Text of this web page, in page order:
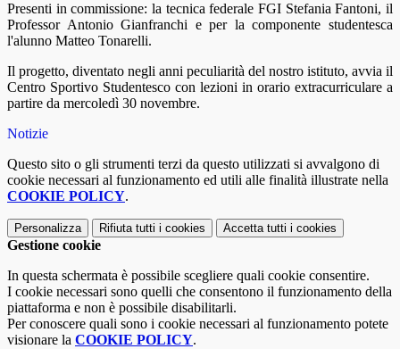
Presenti in commissione: la tecnica federale FGI Stefania Fantoni, il
Professor Antonio Gianfranchi e per la componente studentesca
l'alunno Matteo Tonarelli.
Il progetto, diventato negli anni peculiarità del nostro istituto, avvia il
Centro Sportivo Studentesco con lezioni in orario extracurriculare a
partire da mercoledì 30 novembre.
Notizie
Questo sito o gli strumenti terzi da questo utilizzati si avvalgono di
cookie necessari al funzionamento ed utili alle finalità illustrate nella
COOKIE POLICY.
Personalizza Rifiuta tutti i cookies Accetta tutti i cookies
Gestione cookie
In questa schermata è possibile scegliere quali cookie consentire.
I cookie necessari sono quelli che consentono il funzionamento della
piattaforma e non è possibile disabilitarli.
Per conoscere quali sono i cookie necessari al funzionamento potete
visionare la COOKIE POLICY.